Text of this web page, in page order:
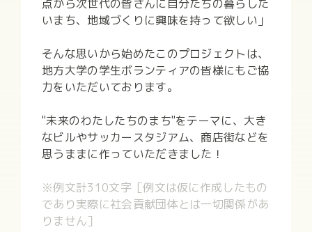
点から次世代の皆さんに自分たちの暮らした
いまち、地域づくりに興味を持って欲しい」
そんな思いから始めたこのプロジェクトは、
地方大学の学生ボランティアの皆様にもご協
力をいただいております。
"未来のわたしたちのまち"をテーマに、大き
なビルやサッカースタジアム、商店街などを
思うままに作っていただきました！
※例文計310文字［例文は仮に作成したもの
であり実際に社会貢献団体とは一切関係があ
りません］